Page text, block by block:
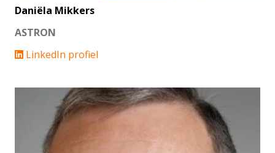
Daniëla Mikkers
ASTRON
LinkedIn profiel